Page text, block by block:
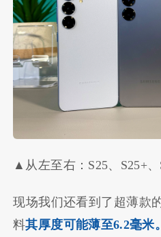
▲从左至右：S25、S25+
现场我们还看到了超薄款
料其厚度可能薄至6.2毫米。